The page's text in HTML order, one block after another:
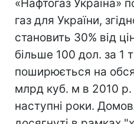
«Нафтогаз Україна»
газ для України,
становить 30% від
більше 100 дол. за 1
поширюється на
млрд куб. м в 2010
наступні роки.